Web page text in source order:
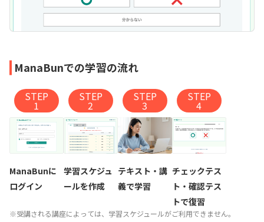
ManaBunでの学習の流れ
STEP
1
ManaBunに
ログイン
STEP
2
学習スケジュ
ールを作成
STEP
3
テキスト・講
義で学習
STEP
4
チェックテス
ト・確認テス
トで復習
※受講される講座によっては、学習スケジュールがご利用できません。